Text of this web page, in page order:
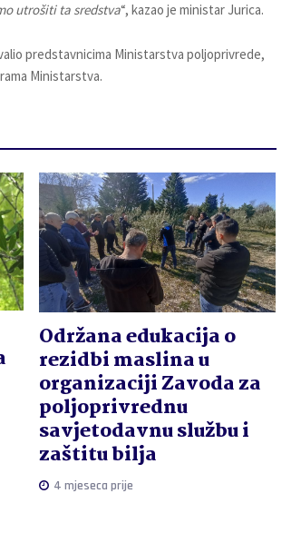
utrošiti ta sredstva“, kazao je ministar Jurica.
predstavnicima Ministarstva poljoprivrede,
Ministarstva.
Održana edukacija o
rezidbi maslina u
organizaciji Zavoda za
poljoprivrednu
savjetodavnu službu i
zaštitu bilja
4 mjeseca prije